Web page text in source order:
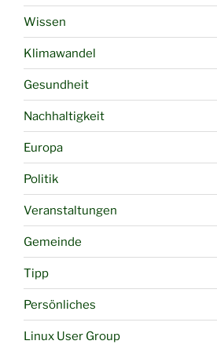
Wissen
Klimawandel
Gesundheit
Nachhaltigkeit
Europa
Politik
Veranstaltungen
Gemeinde
Tipp
Persönliches
Linux User Group